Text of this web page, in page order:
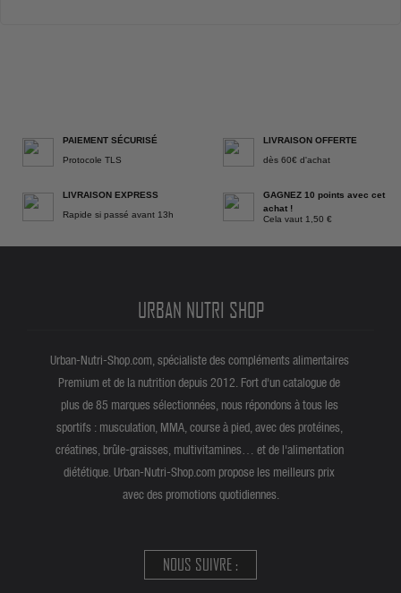
PAIEMENT SÉCURISÉ
Protocole TLS
LIVRAISON OFFERTE
dès 60€ d'achat
LIVRAISON EXPRESS
Rapide si passé avant 13h
GAGNEZ 10 points avec cet
achat !
Cela vaut 1,50 €
URBAN NUTRI SHOP
Urban-Nutri-Shop.com, spécialiste des compléments alimentaires
Premium et de la nutrition depuis 2012. Fort d'un catalogue de
plus de 85 marques sélectionnées, nous répondons à tous les
sportifs : musculation, MMA, course à pied, avec des protéines,
créatines, brûle-graisses, multivitamines… et de l'alimentation
diététique. Urban-Nutri-Shop.com propose les meilleurs prix
avec des promotions quotidiennes.
NOUS SUIVRE :